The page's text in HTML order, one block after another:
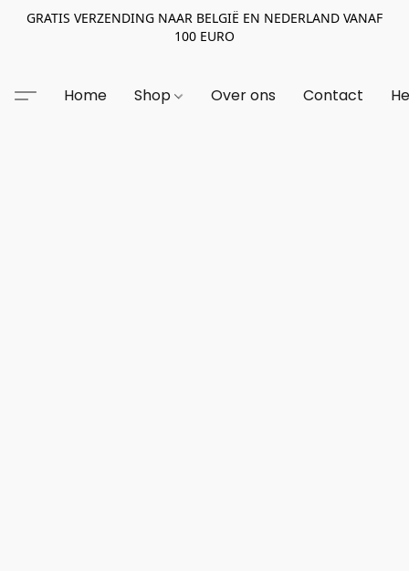
GRATIS VERZENDING NAAR BELGIË EN NEDERLAND VANAF
100 EURO
Home Shop Over ons Contact